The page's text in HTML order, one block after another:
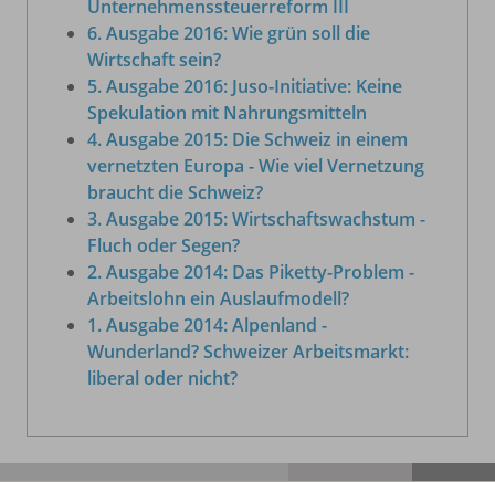
Unternehmenssteuerreform III
6. Ausgabe 2016: Wie grün soll die
Wirtschaft sein?
5. Ausgabe 2016: Juso-Initiative: Keine
Spekulation mit Nahrungsmitteln
4. Ausgabe 2015: Die Schweiz in einem
vernetzten Europa - Wie viel Vernetzung
braucht die Schweiz?
3. Ausgabe 2015: Wirtschaftswachstum -
Fluch oder Segen?
2. Ausgabe 2014: Das Piketty-Problem -
Arbeitslohn ein Auslaufmodell?
1. Ausgabe 2014: Alpenland -
Wunderland? Schweizer Arbeitsmarkt:
liberal oder nicht?